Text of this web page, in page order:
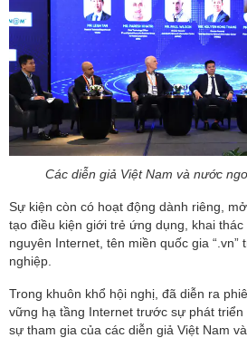
Các diễn giả Việt Nam và nước
Sự kiện còn có hoạt động dành riêng,
tạo điều kiện giới trẻ ứng dụng, khai
nguyên Internet, tên miền quốc gia “.vn”
nghiệp.
Trong khuôn khổ hội nghị, đã diễn ra
vững hạ tầng Internet trước sự phát triển
sự tham gia của các diễn giả Việt Nam